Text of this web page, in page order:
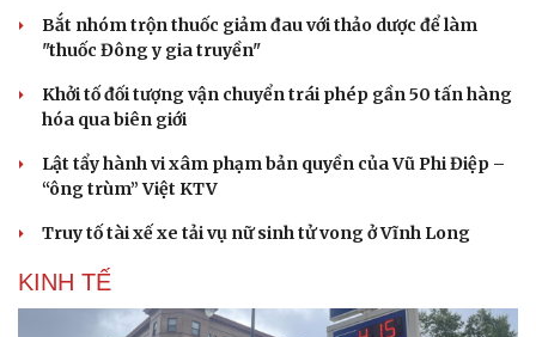
Tư vấn
Săn Tour
check-in
Câu chuyện thời sự
Đọc truyện đêm khuya
Kể chuyện cho bé
Bắt nhóm trộn thuốc giảm đau với thảo dược để làm
"thuốc Đông y gia truyền"
Khởi tố đối tượng vận chuyển trái phép gần 50 tấn hàng
hóa qua biên giới
Lật tẩy hành vi xâm phạm bản quyền của Vũ Phi Điệp –
“ông trùm” Việt KTV
Truy tố tài xế xe tải vụ nữ sinh tử vong ở Vĩnh Long
KINH TẾ